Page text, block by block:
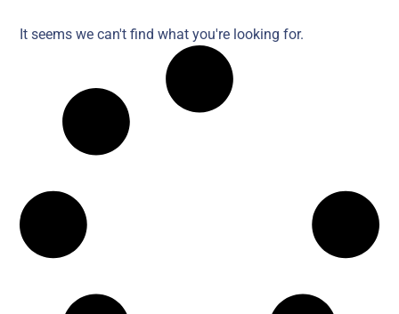
It seems we can't find what you're looking for.